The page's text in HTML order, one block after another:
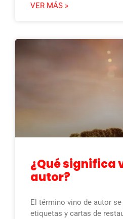
VER MÁS »
¿Qué significa
autor?
El término vino de autor
etiquetas y cartas de